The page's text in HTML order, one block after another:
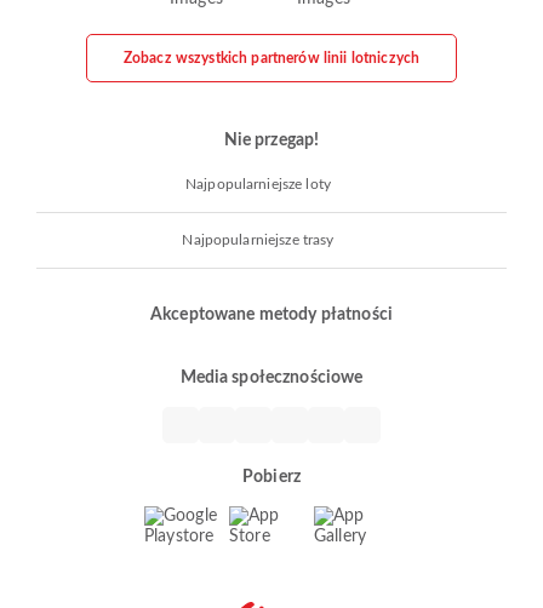
Zobacz wszystkich partnerów linii lotniczych
Nie przegap!
Najpopularniejsze loty
Najpopularniejsze trasy
Akceptowane metody płatności
Media społecznościowe
Pobierz